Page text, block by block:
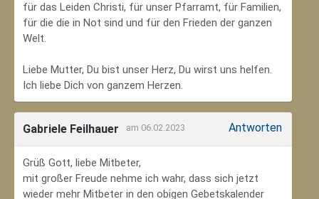
für das Leiden Christi, für unser Pfarramt, für Familien,
für die die in Not sind und für den Frieden der ganzen
Welt.
Liebe Mutter, Du bist unser Herz, Du wirst uns helfen.
Ich liebe Dich von ganzem Herzen.
Gabriele Feilhauer am 06.02.2023 Antworten
Grüß Gott, liebe Mitbeter,
mit großer Freude nehme ich wahr, dass sich jetzt
wieder mehr Mitbeter in den obigen Gebetskalender